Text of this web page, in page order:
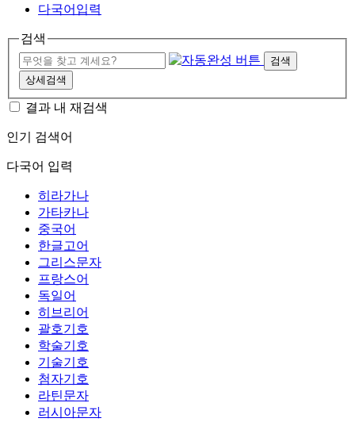
다국어입력
검색
검색
상세검색
결과 내 재검색
인기 검색어
다국어 입력
히라가나
가타카나
중국어
한글고어
그리스문자
프랑스어
독일어
히브리어
괄호기호
학술기호
기술기호
첨자기호
라틴문자
러시아문자